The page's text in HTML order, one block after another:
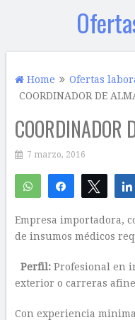
Home
Ofertas
COORDINADOR DE
COORDINADOR
7 marzo, 2016
WhatsAppCompartir
Empresa importadora,
de insumos médicos
Perfil:Profesional en
exterior o carreras
Con experiencia